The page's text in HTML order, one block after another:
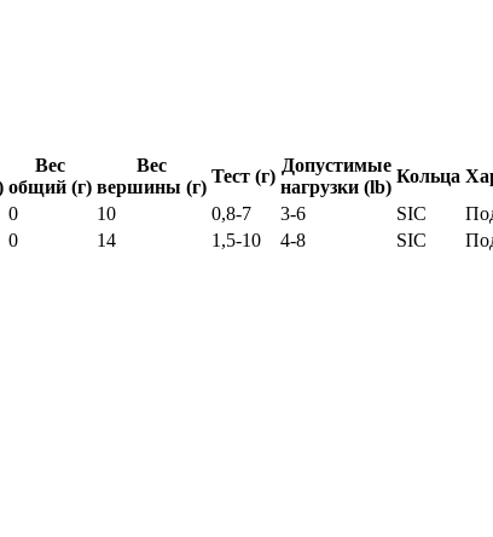
Вес
общий (г)
Вес
вершины (г)
Тест (г)
Допустимые
нагрузки (lb)
Кольца
0 10 0,8-7 3-6 SIC
0 14 1,5-10 4-8 SIC